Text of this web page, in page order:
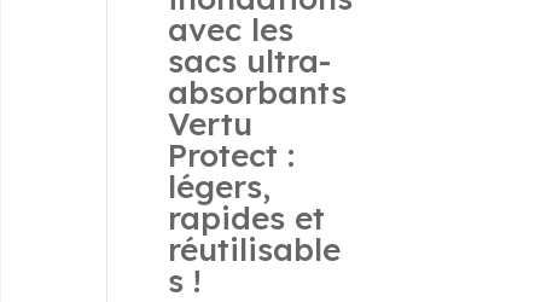
avec les
sacs ultra-
absorbants
Vertu
Protect :
légers,
rapides et
réutilisable
s !